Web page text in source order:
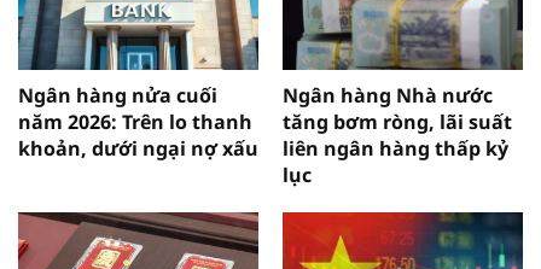
Ngân hàng nửa cuối
năm 2026: Trên lo thanh
khoản, dưới ngại nợ xấu
Ngân hàng Nhà nước
tăng bơm ròng, lãi suất
liên ngân hàng thấp kỷ
lục